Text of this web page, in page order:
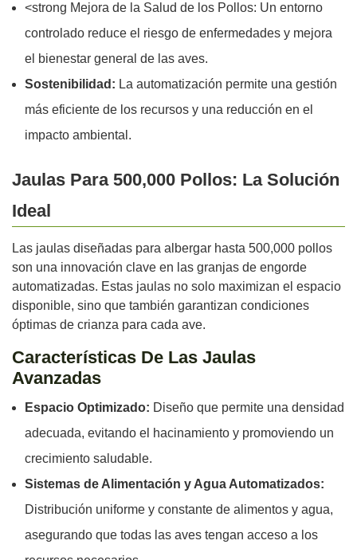
<strong Mejora de la Salud de los Pollos: Un entorno
controlado reduce el riesgo de enfermedades y mejora
el bienestar general de las aves.
Sostenibilidad: La automatización permite una gestión
más eficiente de los recursos y una reducción en el
impacto ambiental.
Jaulas Para 500,000 Pollos: La Solución
Ideal
Las jaulas diseñadas para albergar hasta 500,000 pollos
son una innovación clave en las granjas de engorde
automatizadas. Estas jaulas no solo maximizan el espacio
disponible, sino que también garantizan condiciones
óptimas de crianza para cada ave.
Características De Las Jaulas
Avanzadas
Espacio Optimizado: Diseño que permite una densidad
adecuada, evitando el hacinamiento y promoviendo un
crecimiento saludable.
Sistemas de Alimentación y Agua Automatizados:
Distribución uniforme y constante de alimentos y agua,
asegurando que todas las aves tengan acceso a los